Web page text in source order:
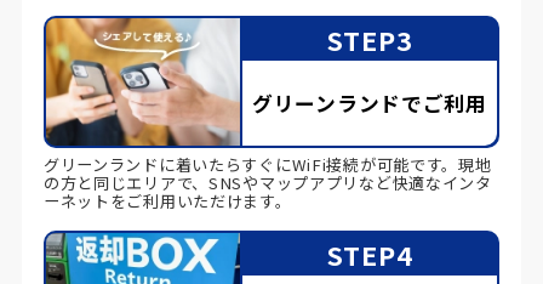
STEP3
グリーンランドでご利用
グリーンランドに着いたらすぐにWiFi接続が可能です。現地
の方と同じエリアで、SNSやマップアプリなど快適なインタ
ーネットをご利用いただけます。
STEP4